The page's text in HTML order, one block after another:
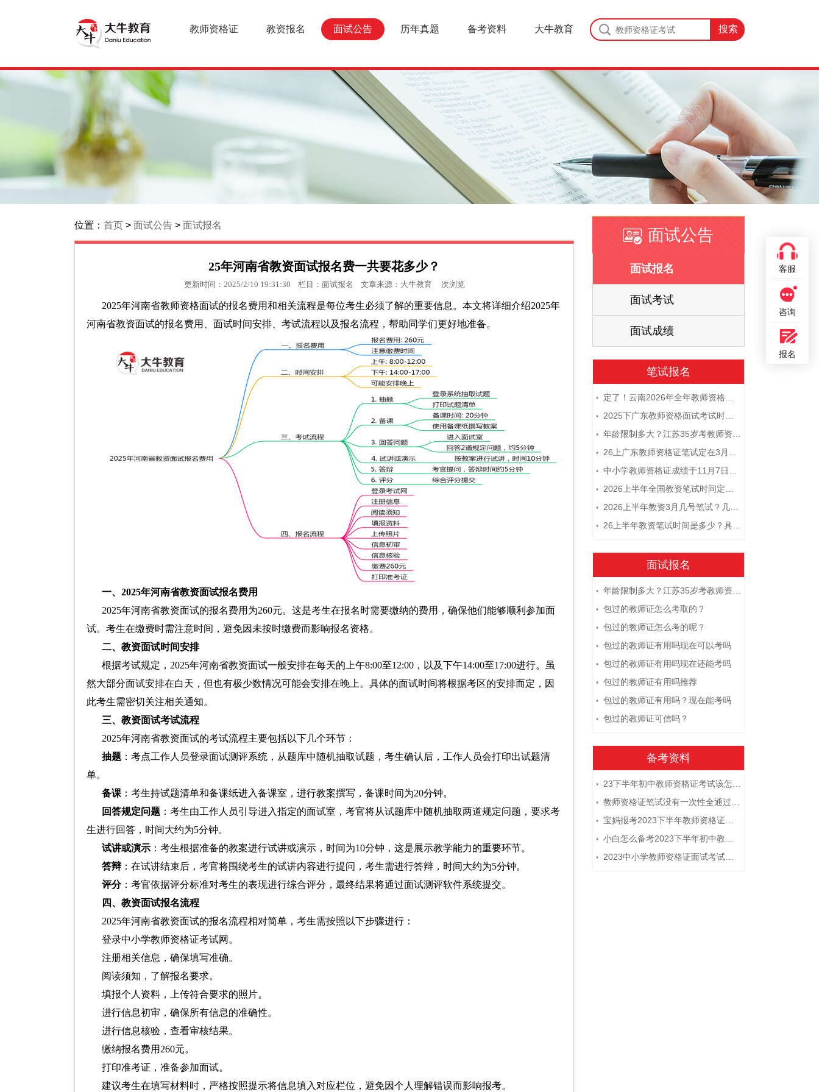
教师资格证 教资报名 面试公告 历年真题 备考资料 大牛教育
位置： 首页 > 面试公告 > 面试报名
25年河南省教资面试报名费一共要花多少？
更新时间：2025/2/10 19:31:30 栏目：面试报名 文章来源： 大牛教育 次浏览
2025年河南省教师资格面试的报名费用和相关流程是每位考生必须了解的重要信息。本文将详细介绍2025年
河南省教资面试的报名费用、面试时间安排、考试流程以及报名流程，帮助同学们更好地准备。
一、2025年河南省教资面试报名费用
2025年河南省教资面试的报名费用为260元。这是考生在报名时需要缴纳的费用，确保他们能够顺利参加面
试。考生在缴费时需注意时间，避免因未按时缴费而影响报名资格。
二、教资面试时间安排
根据考试规定，2025年河南省教资面试一般安排在每天的上午8:00至12:00，以及下午14:00至17:00进行。虽
然大部分面试安排在白天，但也有极少数情况可能会安排在晚上。具体的面试时间将根据考区的安排而定，因
此考生需密切关注相关通知。
三、教资面试考试流程
2025年河南省教资面试的考试流程主要包括以下几个环节：
抽题 ：考点工作人员登录面试测评系统，从题库中随机抽取试题，考生确认后，工作人员会打印出试题清
单。
备课 ：考生持试题清单和备课纸进入备课室，进行教案撰写，备课时间为20分钟。
回答规定问题 ：考生由工作人员引导进入指定的面试室，考官将从试题库中随机抽取两道规定问题，要求考
生进行回答，时间大约为5分钟。
试讲或演示 ：考生根据准备的教案进行试讲或演示，时间为10分钟，这是展示教学能力的重要环节。
答辩 ：在试讲结束后，考官将围绕考生的试讲内容进行提问，考生需进行答辩，时间大约为5分钟。
评分：考官依据评分标准对考生的表现进行综合评分，最终结果将通过面试测评软件系统提交。
四、教资面试报名流程
2025年河南省教资面试的报名流程相对简单，考生需按照以下步骤进行：
登录中小学教师资格证考试网。
注册相关信息，确保填写准确。
阅读须知，了解报名要求。
填报个人资料，上传符合要求的照片。
进行信息初审，确保所有信息的准确性。
进行信息核验，查看审核结果。
缴纳报名费用260元。
打印准考证，准备参加面试。
建议考生在填写材料时，严格按照提示将信息填入对应栏位，避免因个人理解错误而影响报考。
面试公告
面试报名
面试考试
面试考试
面试成绩
面试成绩
笔试报名
• 定了！云南2026年全年教师资格证考试日程大公开！
• 2025下广东教师资格面试考试时间及科目内容（怎么考）
• 年龄限制多大？江苏35岁考教师资格证晚吗？
• 26上广东教师资格证笔试定在3月7日！附考试指南
• 中小学教师资格证成绩于11月7日10点查！
• 2026上半年全国教资笔试时间定档！
• 2026上半年教资3月几号笔试？几点开考
• 26上半年教资笔试时间是多少？具体安排表一览
面试报名
• 年龄限制多大？江苏35岁考教师资格证晚吗？
• 包过的教师证怎么考取的？
• 包过的教师证怎么考的呢？
• 包过的教师证有用吗现在可以考吗
• 包过的教师证有用吗现在还能考吗
• 包过的教师证有用吗推荐
• 包过的教师证有用吗？现在能考吗
• 包过的教师证可信吗？
备考资料
• 23下半年初中教师资格证考试该怎么复习？
• 教师资格证笔试没有一次性全通过下次需要重新报考吗？
• 宝妈报考2023下半年教师资格证需要报班备考吗？
• 小白怎么备考2023下半年初中教师资格证笔试？
• 2023中小学教师资格证面试考试注意事项
客服
咨询
报名